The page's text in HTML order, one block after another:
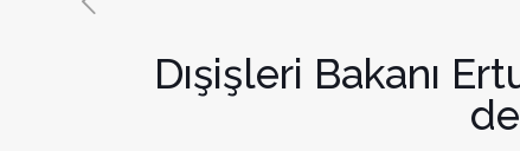
Dışişleri Bakanı